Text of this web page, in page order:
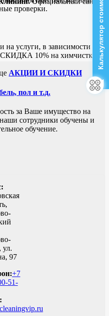
проверки.
услуги, в зависимости от
СКИДКА 10% на химчистку
АКЦИИ И СКИДКИ
пол и т.д.
за Ваше имущество на
сотрудники обучены и
обучение.
ул.
97
+7
51-
Калькулятор стоимости